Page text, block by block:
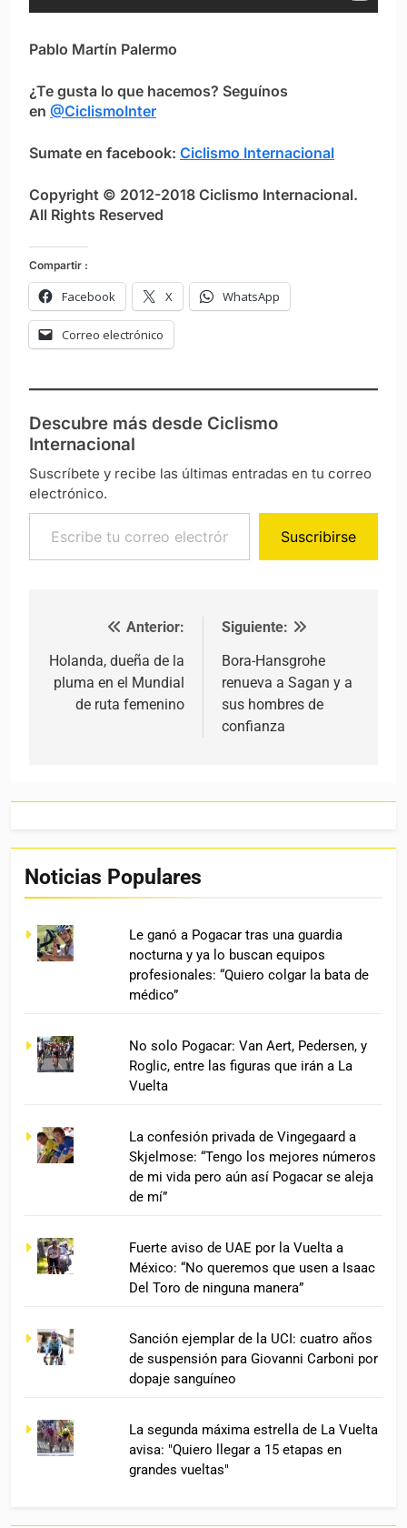
Pablo Martín Palermo
¿Te gusta lo que hacemos? Seguínos
en @CiclismoInter
Sumate en facebook: Ciclismo Internacional
Copyright © 2012-2018 Ciclismo Internacional.
All Rights Reserved
Compartir :
Facebook X WhatsApp
Correo electrónico
Descubre más desde Ciclismo
Internacional
Suscríbete y recibe las últimas entradas en tu correo
electrónico.
Escribe tu correo electrónico…
Suscribirse
Navegación de entradas
Anterior:
Holanda, dueña de la
pluma en el Mundial
de ruta femenino
Siguiente:
Bora-Hansgrohe
renueva a Sagan y a
sus hombres de
confianza
Noticias Populares
Le ganó a Pogacar tras una guardia
nocturna y ya lo buscan equipos
profesionales: “Quiero colgar la bata de
médico”
No solo Pogacar: Van Aert, Pedersen, y
Roglic, entre las figuras que irán a La
Vuelta
La confesión privada de Vingegaard a
Skjelmose: “Tengo los mejores números
de mi vida pero aún así Pogacar se aleja
de mí”
Fuerte aviso de UAE por la Vuelta a
México: “No queremos que usen a Isaac
Del Toro de ninguna manera”
Sanción ejemplar de la UCI: cuatro años
de suspensión para Giovanni Carboni por
dopaje sanguíneo
La segunda máxima estrella de La Vuelta
avisa: "Quiero llegar a 15 etapas en
grandes vueltas"